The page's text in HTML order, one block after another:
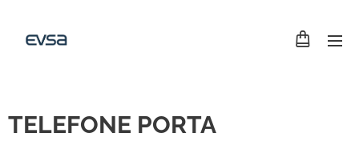
TELEFONE PORTA